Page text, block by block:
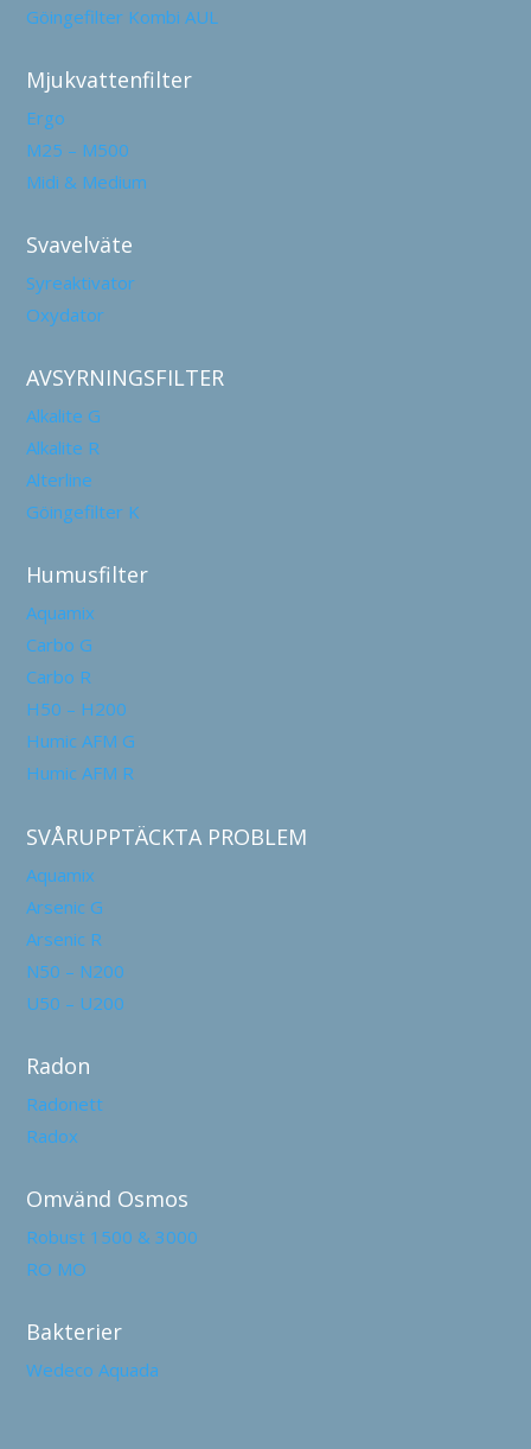
Göingefilter Kombi AUL
Mjukvattenfilter
Ergo
M25 – M500
Midi & Medium
Svavelväte
Syreaktivator
Oxydator
AVSYRNINGSFILTER
Alkalite G
Alkalite R
Alterline
Göingefilter K
Humusfilter
Aquamix
Carbo G
Carbo R
H50 – H200
Humic AFM G
Humic AFM R
SVÅRUPPTÄCKTA PROBLEM
Aquamix
Arsenic G
Arsenic R
N50 – N200
U50 – U200
Radon
Radonett
Radox
Omvänd Osmos
Robust 1500 & 3000
RO MO
Bakterier
Wedeco Aquada